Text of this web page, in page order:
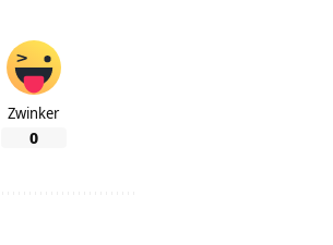
Zwinker
0